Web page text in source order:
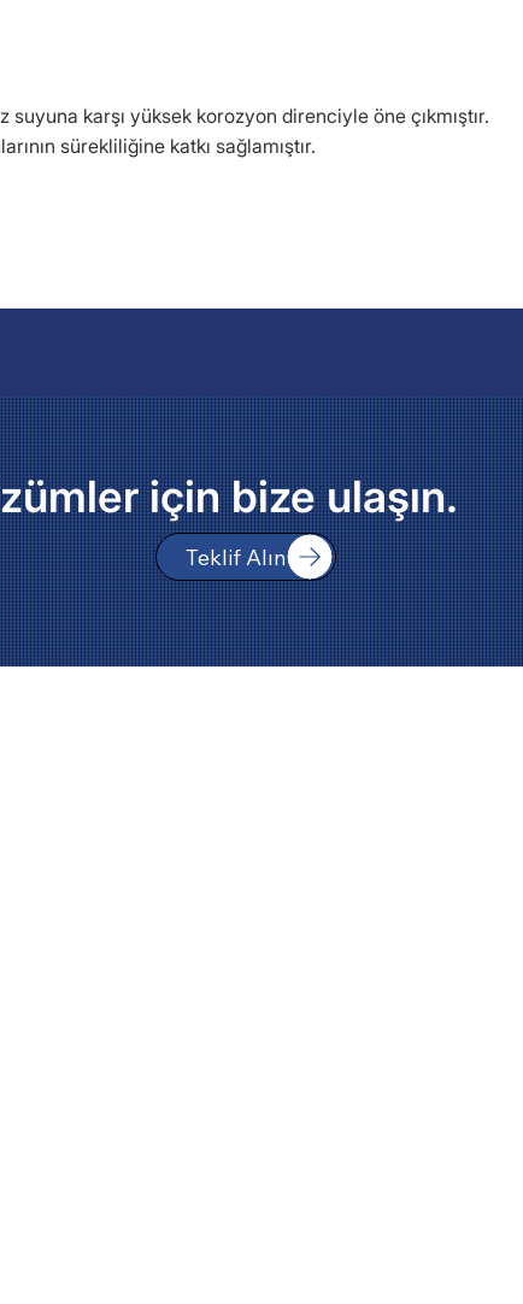
suyuna karşı yüksek korozyon direnciyle öne çıkmıştır.
sürekliliğine katkı sağlamıştır.
için bize ulaşın.
Teklif Alın